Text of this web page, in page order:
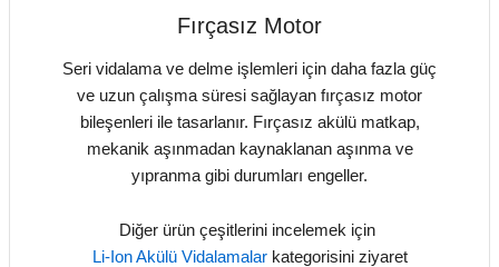
Fırçasız Motor
Seri vidalama ve delme işlemleri için daha fazla güç
ve uzun çalışma süresi sağlayan fırçasız motor
bileşenleri ile tasarlanır. Fırçasız akülü matkap,
mekanik aşınmadan kaynaklanan aşınma ve
yıpranma gibi durumları engeller.
Diğer ürün çeşitlerini incelemek için
Li-Ion Akülü Vidalamalarkategorisini ziyaret